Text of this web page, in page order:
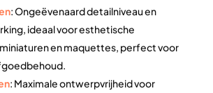
: Ongeëvenaard detailniveau en
ideaal voor esthetische
en maquettes, perfect voor
: Maximale ontwerpvrijheid voor